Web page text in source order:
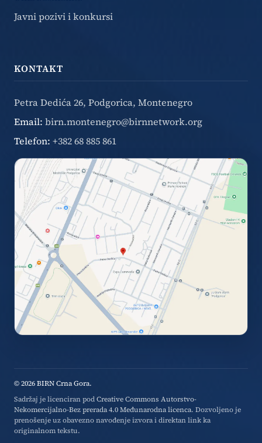
Javni pozivi i konkursi
KONTAKT
Petra Dedića 26, Podgorica, Montenegro
Email: birn.montenegro@birnnetwork.org
Telefon: +382 68 885 861
© 2026 BIRN Crna Gora.
Sadržaj je licenciran podCreative Commons Autorstvo-
Nekomercijalno-Bez prerada 4.0 Međunarodna licenca. Dozvoljeno je
prenošenje uz obavezno navođenje izvora i direktan link ka
originalnom tekstu.